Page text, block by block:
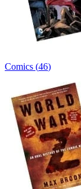
Comics (46)